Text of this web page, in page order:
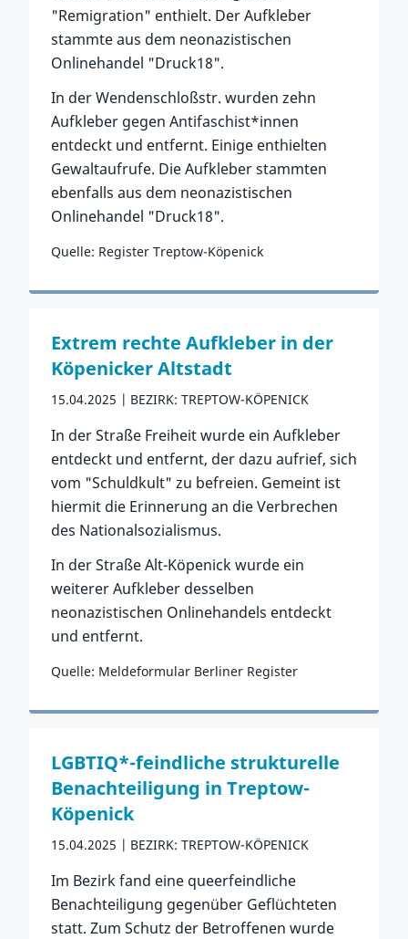
"Remigration" enthielt. Der Aufkleber
stammte aus dem neonazistischen
Onlinehandel "Druck18".
In der Wendenschloßstr. wurden zehn
Aufkleber gegen Antifaschist*innen
entdeckt und entfernt. Einige enthielten
Gewaltaufrufe. Die Aufkleber stammten
ebenfalls aus dem neonazistischen
Onlinehandel "Druck18".
Quelle: Register Treptow-Köpenick
Zum Vorfall
Extrem rechte Aufkleber in der
Köpenicker Altstadt
15.04.2025 BEZIRK: TREPTOW-KÖPENICK
In der Straße Freiheit wurde ein Aufkleber
entdeckt und entfernt, der dazu aufrief, sich
vom "Schuldkult" zu befreien. Gemeint ist
hiermit die Erinnerung an die Verbrechen
des Nationalsozialismus.
In der Straße Alt-Köpenick wurde ein
weiterer Aufkleber desselben
neonazistischen Onlinehandels entdeckt
und entfernt.
Quelle: Meldeformular Berliner Register
Zum Vorfall
LGBTIQ*-feindliche strukturelle
Benachteiligung in Treptow-
Köpenick
15.04.2025 BEZIRK: TREPTOW-KÖPENICK
Im Bezirk fand eine queerfeindliche
Benachteiligung gegenüber Geflüchteten
statt. Zum Schutz der Betroffenen wurde